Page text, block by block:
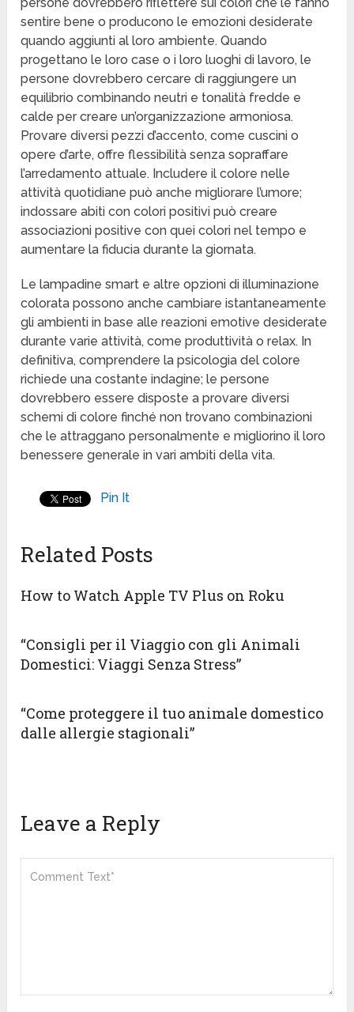
sentire bene o producono le emozioni desiderate
quando aggiunti al loro ambiente. Quando
progettano le loro case o i loro luoghi di lavoro, le
persone dovrebbero cercare di raggiungere un
equilibrio combinando neutri e tonalità fredde e
calde per creare un’organizzazione armoniosa.
Provare diversi pezzi d’accento, come cuscini o
opere d’arte, offre flessibilità senza sopraffare
l’arredamento attuale. Includere il colore nelle
attività quotidiane può anche migliorare l’umore;
indossare abiti con colori positivi può creare
associazioni positive con quei colori nel tempo e
aumentare la fiducia durante la giornata.
Le lampadine smart e altre opzioni di illuminazione
colorata possono anche cambiare istantaneamente
gli ambienti in base alle reazioni emotive desiderate
durante varie attività, come produttività o relax. In
definitiva, comprendere la psicologia del colore
richiede una costante indagine; le persone
dovrebbero essere disposte a provare diversi
schemi di colore finché non trovano combinazioni
che le attraggano personalmente e migliorino il loro
benessere generale in vari ambiti della vita.
Pin It
Related Posts
How to Watch Apple TV Plus on Roku
“Consigli per il Viaggio con gli Animali
Domestici: Viaggi Senza Stress”
“Come proteggere il tuo animale domestico
dalle allergie stagionali”
Leave a Reply